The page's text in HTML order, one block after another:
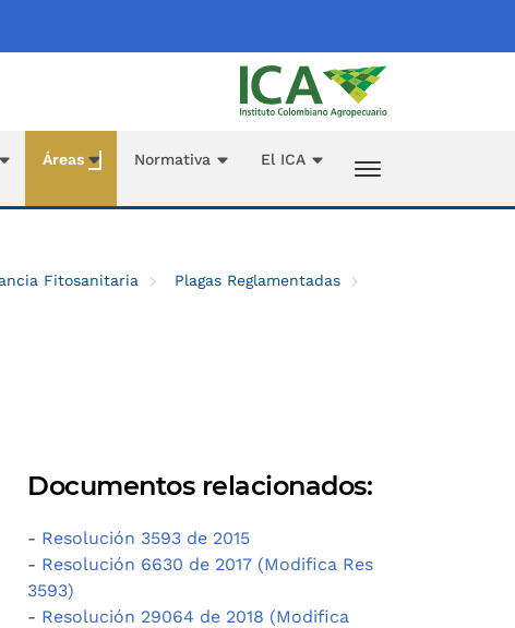
Áreas Normativa El ICA
Fitosanitaria
Plagas Reglamentadas
Documentos relacionados:
- Resolución 3593 de 2015
- Resolución 6630 de 2017 (Modifica Res
3593)
- Resolución 29064 de 2018 (Modifica